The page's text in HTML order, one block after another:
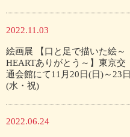
2022.11.03
絵画展 【口と足で描いた絵～
HEARTありがとう～】東京交
通会館にて11月20日(日)～23日
(水・祝)
2022.06.24